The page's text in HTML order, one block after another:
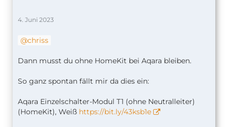
4. Juni 2023
chriss
Dann musst du ohne HomeKit bei Aqara bleiben.
So ganz spontan fällt mir da dies ein:
Aqara Einzelschalter-Modul T1 (ohne Neutralleiter)
(HomeKit), Weiß https://bit.ly/43ksb1e